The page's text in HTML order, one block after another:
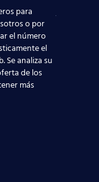
directo con las
duda ayudará a
centros
mejores y
trabajar en el
para
o por
el número
el
Se analiza su
de los
más